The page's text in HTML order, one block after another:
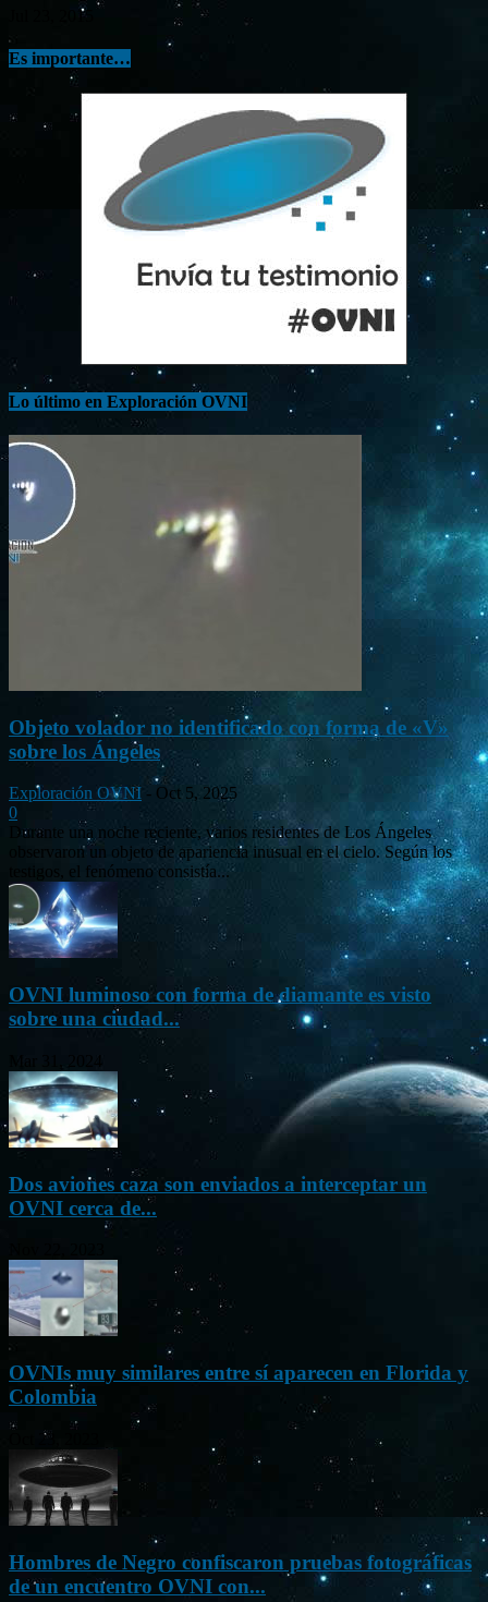
Jul 23, 2015
Es importante…
Lo último en Exploración OVNI
Objeto volador no identificado con forma de «V»
sobre los Ángeles
Exploración OVNI - Oct 5, 2025
0
Durante una noche reciente, varios residentes de Los Ángeles
observaron un objeto de apariencia inusual en el cielo. Según los
testigos, el fenómeno consistía...
OVNI luminoso con forma de diamante es visto
sobre una ciudad...
Dos aviones caza son enviados a interceptar un
OVNI cerca de...
OVNIs muy similares entre sí aparecen en Florida y
Colombia
Oct 23, 2023
Hombres de Negro confiscaron pruebas fotográficas
de un encuentro OVNI con...